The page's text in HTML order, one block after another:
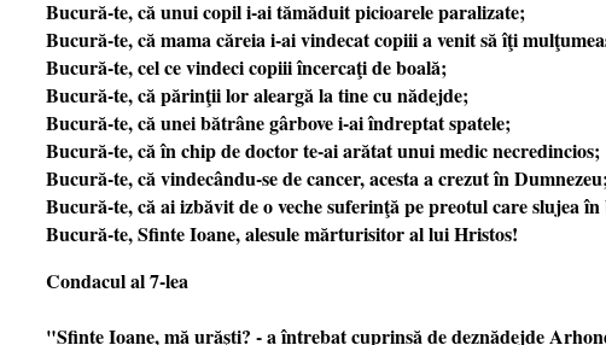
Bucură-te, că unui copil i-ai tămăduit picioarele paralizate;
Bucură-te, că mama căreia i-ai vindecat copiii a venit să îţi
Bucură-te, cel ce vindeci copiii încercaţi de boală;
Bucură-te, că părinţii lor aleargă la tine cu nădejde;
Bucură-te, că unei bătrâne gârbove i-ai îndreptat spatele;
Bucură-te, că în chip de doctor te-ai arătat unui medic necredincios;
Bucură-te, că vindecându-se de cancer, acesta a crezut în
Bucură-te, că ai izbăvit de o veche suferinţă pe preotul care slujea
Bucură-te, Sfinte Ioane, alesule mărturisitor al lui Hristos!
Condacul al 7-lea
"Sfinte Ioane, mă urăşti? - a întrebat cuprinsă de deznădejde